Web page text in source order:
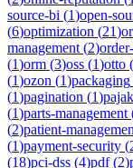
source-bi (1)open-
(6)optimization (21)
management (2)
(1)orm (3)oss (1)otto (
(1)ozon (1)packaging
(1)pagination (1)pajak
(1)parts-management
(2)patient-
(1)payment-security (
(18)pci-dss (4)pdf(2)